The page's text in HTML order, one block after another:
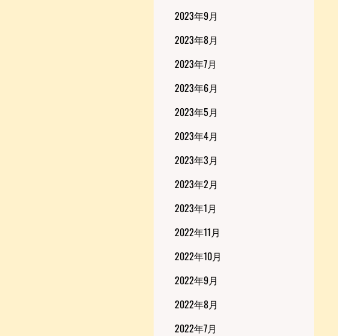
2023年9月
2023年8月
2023年7月
2023年6月
2023年5月
2023年4月
2023年3月
2023年2月
2023年1月
2022年11月
2022年10月
2022年9月
2022年8月
2022年7月